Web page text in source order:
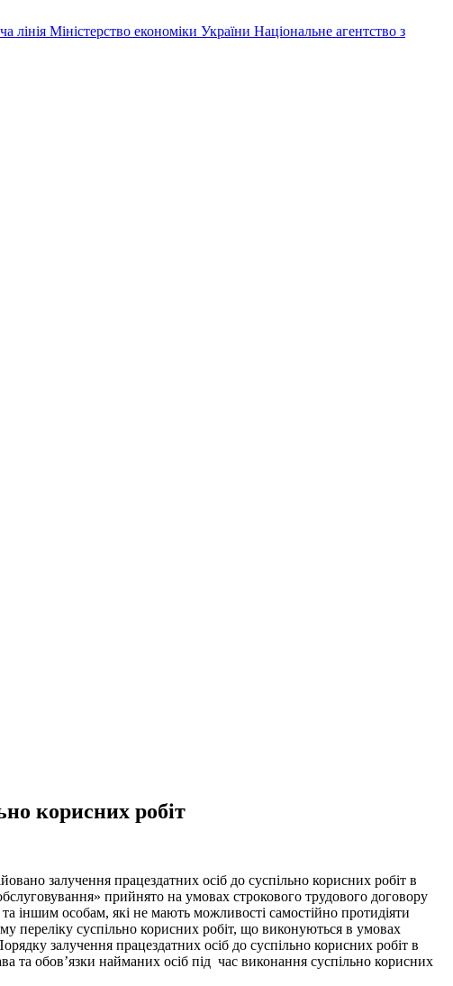
лінія Міністерство економіки України Національне агентство з
корисних робіт
залучення працездатних осіб до суспільно корисних робіт в
прийнято на умовах строкового трудового договору
іншим особам, які не мають можливості самостійно протидіяти
переліку суспільно корисних робіт, що виконуються в умовах
залучення працездатних осіб до суспільно корисних робіт в
та обов’язки найманих осіб під час виконання суспільно корисних